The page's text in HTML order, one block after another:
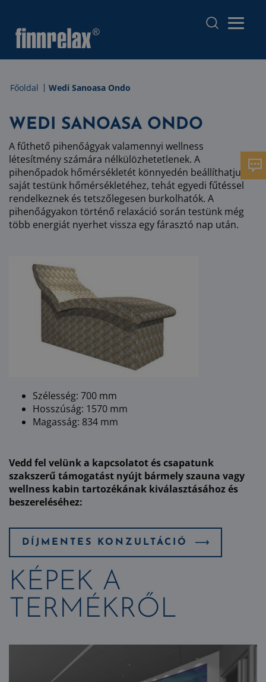
Főoldal Wedi Sanoasa Ondo
WEDI SANOASA ONDO
A fűthető pihenőágyak valamennyi wellness
létesítmény számára nélkülözhetetlenek. A
pihenőpadok hőmérsékletét könnyedén beállíthatjuk
saját testünk hőmérsékletéhez, tehát egyedi fűtéssel
rendelkeznek és tetszőlegesen burkolhatók. A
pihenőágyakon történő relaxáció során testünk még
több energiát nyerhet vissza egy fárasztó nap után.
Szélesség: 700 mm
Hosszúság: 1570 mm
Magasság: 834 mm
Vedd fel velünk a kapcsolatot és csapatunk
szakszerű támogatást nyújt bármely szauna vagy
wellness kabin tartozékának kiválasztásához és
beszereléséhez:
DÍJMENTES KONZULTÁCIÓ
KÉPEK A
TERMÉKRŐL